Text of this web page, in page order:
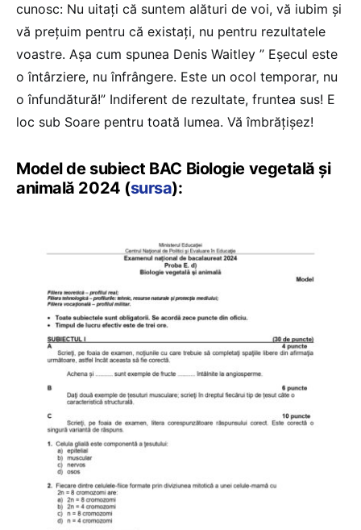
cunosc: Nu uitați că suntem alături de voi, vă iubim și
vă prețuim pentru că existați, nu pentru rezultatele
voastre. Așa cum spunea Denis Waitley ” Eșecul este
o întârziere, nu înfrângere. Este un ocol temporar, nu
o înfundătură!” Indiferent de rezultate, fruntea sus! E
loc sub Soare pentru toată lumea. Vă îmbrățișez!
Model de subiect BAC Biologie vegetală și
animală 2024 (sursa):